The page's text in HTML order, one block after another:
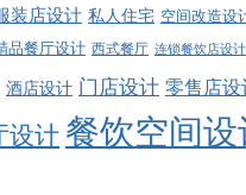
装店设计 私人住宅 空间改造设
品餐厅设计 西式餐厅 连锁餐饮店设计
酒店设计 门店设计 零售店设
设计 餐饮空间设